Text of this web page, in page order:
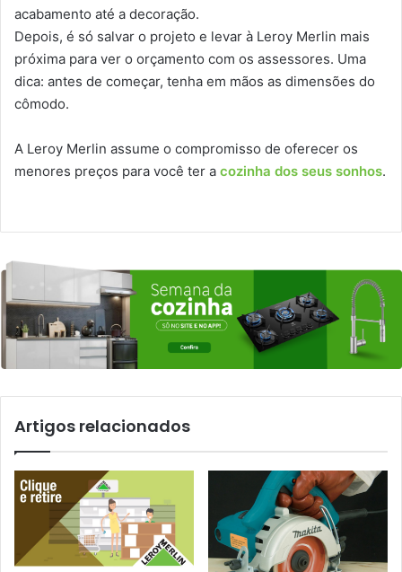
acabamento até a decoração.
Depois, é só salvar o projeto e levar à Leroy Merlin mais
próxima para ver o orçamento com os assessores. Uma
dica: antes de começar, tenha em mãos as dimensões do
cômodo.
A Leroy Merlin assume o compromisso de oferecer os
menores preços para você ter a cozinha dos seus sonhos.
Artigos relacionados